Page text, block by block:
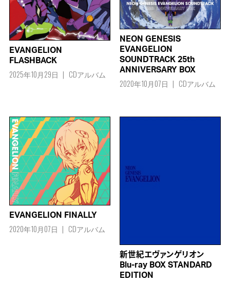
EVANGELION
FLASHBACK
2025年10月29日 CDアルバム
NEON GENESIS
EVANGELION
SOUNDTRACK 25th
ANNIVERSARY BOX
2020年10月07日 CDアルバム
EVANGELION FINALLY
2020年10月07日 CDアルバム
新世紀エヴァンゲリオン
Blu-ray BOX STANDARD
EDITION